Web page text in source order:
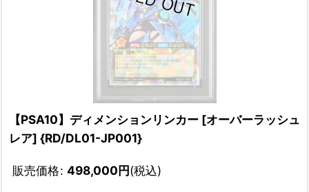
【PSA10】ディメンションリンカー [オーバーラッシュ
レア] {RD/DL01-JP001}
販売価格: 498,000円(税込)